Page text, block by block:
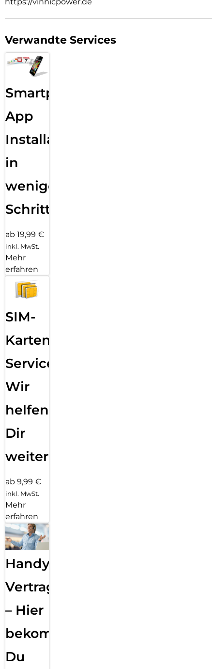
Verwandte Services
Smartphone
App
Installation
in
wenigen
Schritten
ab 19,99 €
inkl. MwSt.
Mehr
erfahren
SIM-
Karten
Service:
Wir
helfen
Dir
weiter
ab 9,99 €
inkl. MwSt.
Mehr
erfahren
Handy
Vertragsabwicklung
– Hier
bekommst
Du